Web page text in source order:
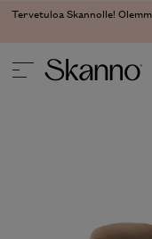
Tervetuloa Skannolle!